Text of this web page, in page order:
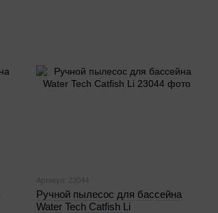
Артикул: 23044
Ручной пылесос для бассейна
Water Tech Catfish Li